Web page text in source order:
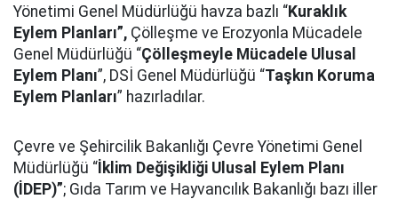
Yönetimi Genel Müdürlüğü havza bazlı “Kuraklık
Eylem Planları”, Çölleşme ve Erozyonla Mücadele
Genel Müdürlüğü “Çölleşmeyle Mücadele Ulusal
Eylem Planı”, DSİ Genel Müdürlüğü “Taşkın Koruma
Eylem Planları” hazırladılar.
Çevre ve Şehircilik Bakanlığı Çevre Yönetimi Genel
Müdürlüğü “ İklim Değişikliği Ulusal Eylem Planı
(İDEP)”; Gıda Tarım ve Hayvancılık Bakanlığı bazı iller